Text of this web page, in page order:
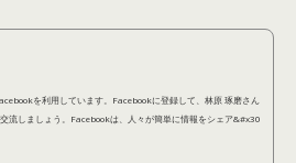
を利用しています。Facebookに登録して、林原 琢磨さん
流しましょう。Facebookは、人々が簡単に情報をシェア&#x30